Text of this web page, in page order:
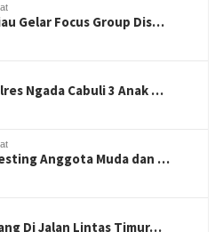
Gelar Focus Group Dis…
Ngada Cabuli 3 Anak …
Anggota Muda dan …
Di Jalan Lintas Timur…